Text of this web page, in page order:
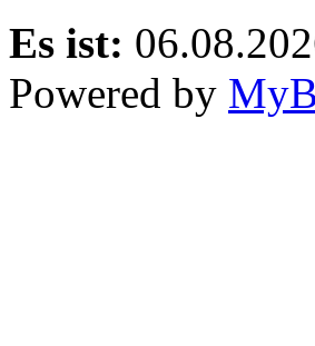
Es ist:
Powered by